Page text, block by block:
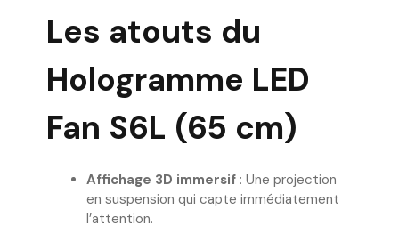
Les atouts du
Hologramme LED
Fan S6L (65 cm)
Affichage 3D immersif : Une projection
en suspension qui capte immédiatement
l’attention.